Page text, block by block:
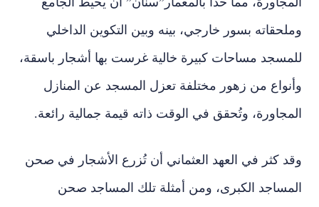
وملحقاته بسور خارجي، بينه وبين التكوين الداخلي
للمسجد مساحات كبيرة خالية غرست بها أشجار باسقة،
وأنواع من زهور مختلفة تعزل المسجد عن المنازل
المجاورة، وتُحقق في الوقت ذاته قيمة جمالية رائعة.
وقد كثر في العهد العثماني أن تُزرع الأشجار في صحن
المساجد الكبرى، ومن أمثلة تلك المساجد صحن